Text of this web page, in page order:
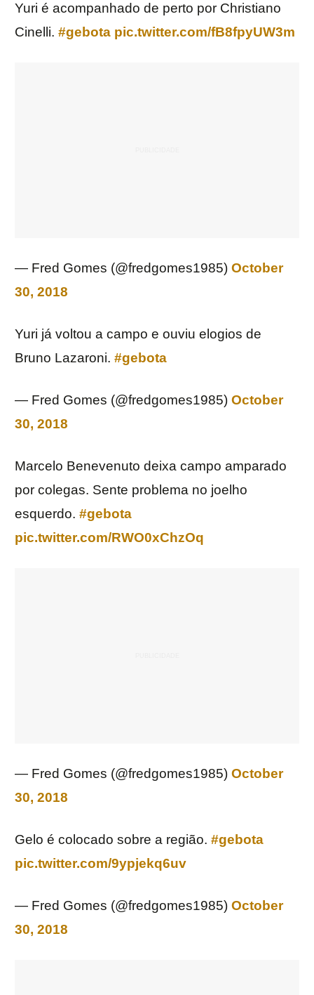
Yuri é acompanhado de perto por Christiano
Cinelli. #gebota pic.twitter.com/fB8fpyUW3m
— Fred Gomes (@fredgomes1985) October
30, 2018
Yuri já voltou a campo e ouviu elogios de
Bruno Lazaroni. #gebota
— Fred Gomes (@fredgomes1985) October
30, 2018
Marcelo Benevenuto deixa campo amparado
por colegas. Sente problema no joelho
esquerdo. #gebota
pic.twitter.com/RWO0xChzOq
— Fred Gomes (@fredgomes1985) October
30, 2018
Gelo é colocado sobre a região. #gebota
pic.twitter.com/9ypjekq6uv
— Fred Gomes (@fredgomes1985) October
30, 2018